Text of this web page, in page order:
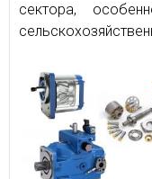
сектора,